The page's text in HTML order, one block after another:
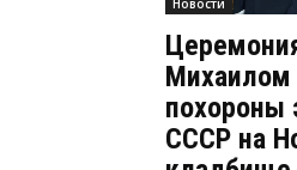
Новости
Михаилом
похороны
СССР на